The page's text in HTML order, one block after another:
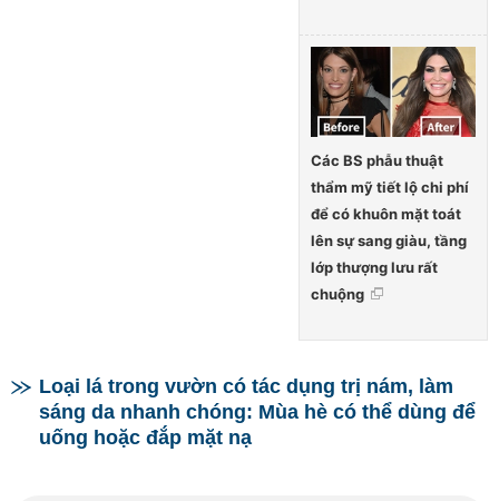
Các BS phẫu thuật
thẩm mỹ tiết lộ chi phí
để có khuôn mặt toát
lên sự sang giàu, tầng
lớp thượng lưu rất
chuộng
Loại lá trong vườn có tác dụng trị nám, làm
sáng da nhanh chóng: Mùa hè có thể dùng để
uống hoặc đắp mặt nạ